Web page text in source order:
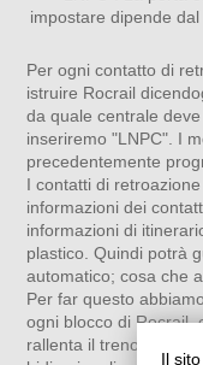
impostare dipende dal
Per ogni contatto di
istruire Rocrail
da quale centrale
inseriremo "LNPC". I
precedentemente
I contatti di
informazioni dei
informazioni di
plastico. Quindi potrà
automatico; cosa che
Per far questo
ogni blocco di Rocrail,
rallenta il treno
Il